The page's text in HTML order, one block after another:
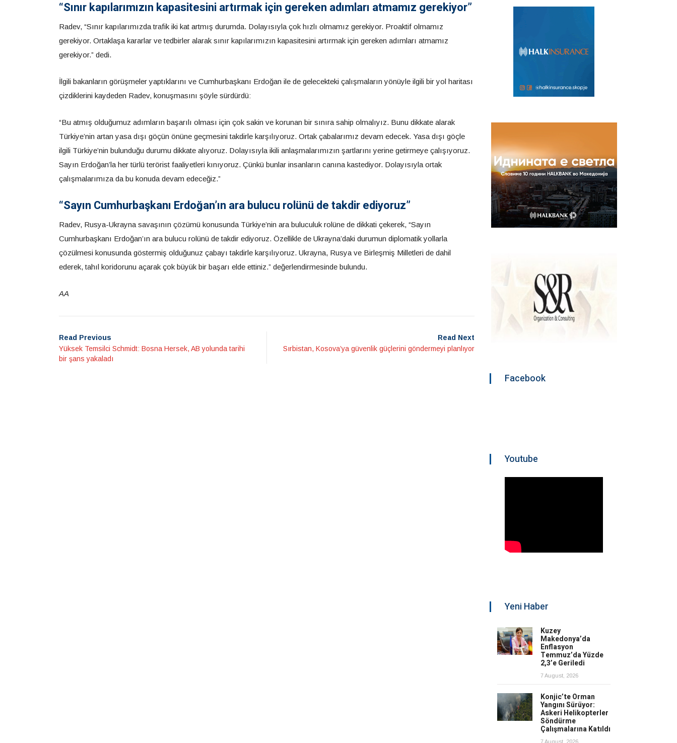
“Sınır kapılarımızın kapasitesini artırmak için gereken adımları atmamız gerekiyor”
Radev, “Sınır kapılarımızda trafik iki kat artmış durumda. Dolayısıyla çok hızlı olmamız gerekiyor. Proaktif olmamız
gerekiyor. Ortaklaşa kararlar ve tedbirler alarak sınır kapılarımızın kapasitesini artırmak için gereken adımları atmamız
gerekiyor.” dedi.
İlgili bakanların görüşmeler yaptıklarını ve Cumhurbaşkanı Erdoğan ile de gelecekteki çalışmaların yönüyle ilgili bir yol haritası
çizdiklerini kaydeden Radev, konuşmasını şöyle sürdürdü:
“Bu atmış olduğumuz adımların başarılı olması için çok sakin ve korunan bir sınıra sahip olmalıyız. Bunu dikkate alarak
Türkiye’nin artan yasa dışı göçün önüne geçmesini takdirle karşılıyoruz. Ortak çabalarımız devam edecek. Yasa dışı göçle
ilgili Türkiye’nin bulunduğu durumu dikkate alıyoruz. Dolayısıyla ikili anlaşmalarımızın şartlarını yerine getirmeye çalışıyoruz.
Sayın Erdoğan’la her türlü terörist faaliyetleri kınıyoruz. Çünkü bunlar insanların canına kastediyor. Dolayısıyla ortak
çalışmalarımıza da bu konuda devam edeceğiz.”
“Sayın Cumhurbaşkanı Erdoğan’ın ara bulucu rolünü de takdir ediyoruz”
Radev, Rusya-Ukrayna savaşının çözümü konusunda Türkiye’nin ara buluculuk rolüne de dikkati çekerek, “Sayın
Cumhurbaşkanı Erdoğan’ın ara bulucu rolünü de takdir ediyoruz. Özellikle de Ukrayna’daki durumun diplomatik yollarla
çözülmesi konusunda göstermiş olduğunuz çabayı takdirle karşılıyoruz. Ukrayna, Rusya ve Birleşmiş Milletleri de dahil
ederek, tahıl koridorunu açarak çok büyük bir başarı elde ettiniz.” değerlendirmesinde bulundu.
AA
Read Previous
Yüksek Temsilci Schmidt: Bosna Hersek, AB yolunda tarihi
bir şans yakaladı
Read Next
Sırbistan, Kosova’ya güvenlik güçlerini göndermeyi planlıyor
Facebook
Youtube
Yeni Haber
Kuzey
Makedonya’da
Enflasyon
Temmuz’da Yüzde
2,3’e Geriledi
7 August, 2026
Konjic’te Orman
Yangını Sürüyor:
Askeri Helikopterler
Söndürme
Çalışmalarına Katıldı
7 August, 2026